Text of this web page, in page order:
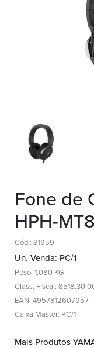
Fone de
HPH-MT8
Cód.: 81959
Un. Venda: PC/1
Peso: 1,080 KG
Class. Fiscal:
EAN: 4957812607957
Caixa Master: PC/1
Mais Produtos